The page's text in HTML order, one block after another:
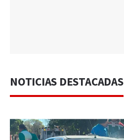
NOTICIAS DESTACADAS